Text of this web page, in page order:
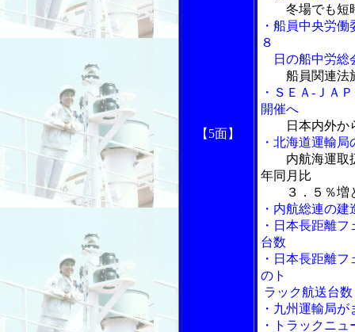
【5面】
冬場でも短
・船員中央労
８
日の船中労総
船員関連法
・ＳＥＡ-ＪＡ
開催へ
日本内外か
・北海道運輸
内航海運取
年同月比
３．５％増と
・内航総連の
・日本長距離
台数
・日本長距離
のト
ラック航送台数
・九州運輸局
・トラックニュ